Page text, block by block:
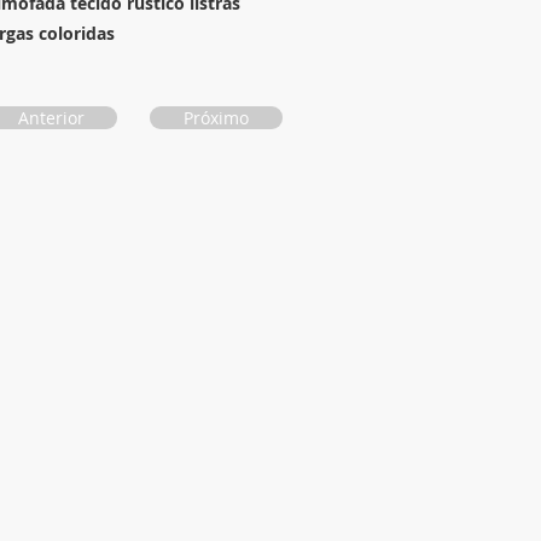
coloridas
Anterior Próximo